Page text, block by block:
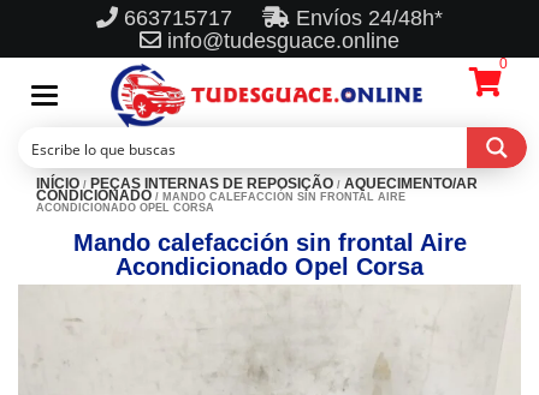
663715717
Envíos 24/48h*
info@tudesguace.online
Toggle
navigation
0
INÍCIO / PEÇAS INTERNAS DE REPOSIÇÃO / AQUECIMENTO/AR
CONDICIONADO / MANDO CALEFACCIÓN SIN FRONTAL AIRE
ACONDICIONADO OPEL CORSA
Mando calefacción sin frontal Aire
Acondicionado Opel Corsa